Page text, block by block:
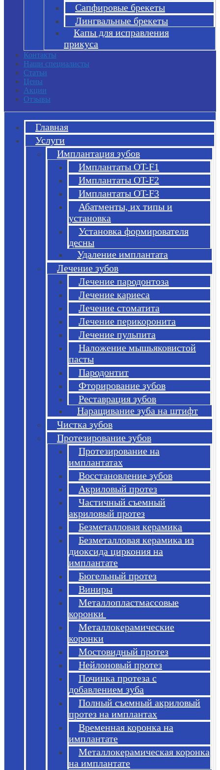
Сапфировые брекеты
Лингвальные брекеты
Капы для исправления
прикуса
Контакты
Наши специалисты
Статьи
Цены
Акции
Отзывы
Главная
Услуги
Имплантация зубов
Имплантаты OT-F1
Имплантаты OT-F2
Имплантаты OT-F3
Абатменты, их типы и
установка
Установка формирователя
десны
Удаление имплантата
Лечение зубов
Лечение пародонтоза
Лечение кариеса
Лечение стоматита
Лечение перикоронита
Лечение пульпита
Наложение мышьяковистой
пасты
Пародонтит
Фторирование зубов
Реставрация зубов
Наращивание зуба на штифт
Чистка зубов
Протезирование зубов
Протезирование на
имплантатах
Восстановление зубов
Акриловый протез
Частичный съемный
акриловый протез
Безметалловая керамика
Безметалловая керамика из
диоксида циркония на
имплантате
Бюгельный протез
Виниры
Металлопластмассовые
коронки
Металлокерамические
коронки
Мостовидный протез
Нейлоновый протез
Починка протеза с
добавлением зуба
Полный съемный акриловый
протез на имплантах
Временная коронка на
имплантате
Металлокерамическая коронка
на имплантате